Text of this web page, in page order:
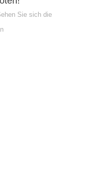
Sie sich die